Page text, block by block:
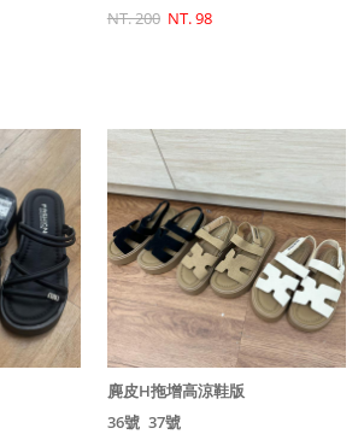
NT. 200 NT. 98
麂皮H拖增高涼鞋版
36號 37號